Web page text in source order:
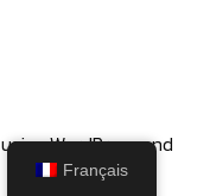
using WordPress and
Français